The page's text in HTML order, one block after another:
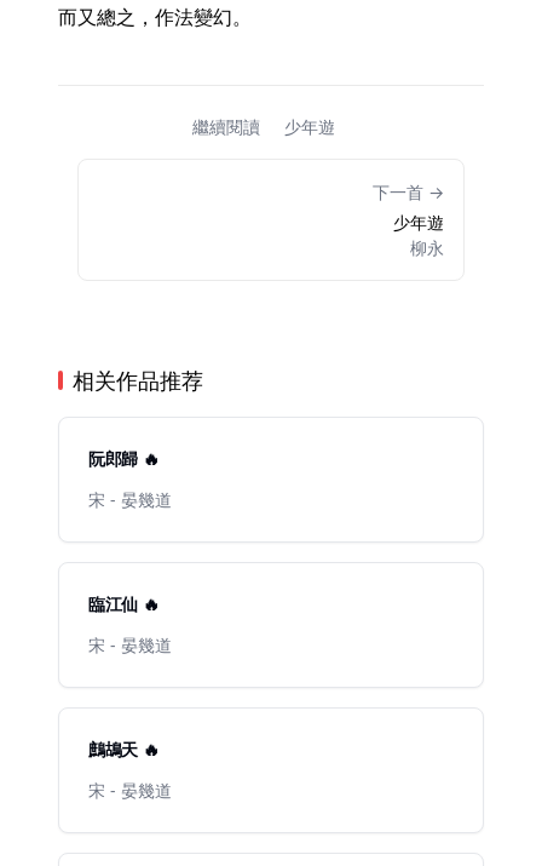
而又總之，作法變幻。
繼續閱讀 少年遊
下一首 →
少年遊
柳永
相关作品推荐
阮郎歸 🔥
宋 - 晏幾道
臨江仙 🔥
宋 - 晏幾道
鷓鴣天 🔥
宋 - 晏幾道